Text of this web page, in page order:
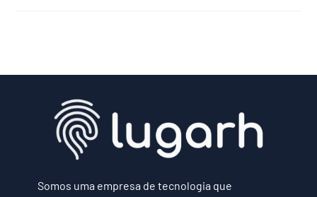
Somos uma empresa de tecnologia que